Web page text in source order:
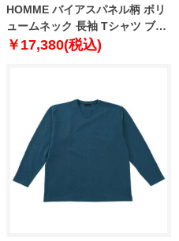
HOMME バイアスパネル柄 ボリ
ュームネック 長袖 Tシャツ ブラ
ック 1278-5646-2 3L 4L 5L 6L
￥17,380(税込)